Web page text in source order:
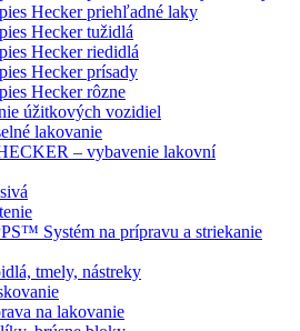
Hecker priehľadné laky
Hecker tužidlá
Hecker riedidlá
Hecker prísady
Hecker rôzne
úžitkových vozidiel
lakovanie
– vybavenie lakovní
Systém na prípravu a striekanie
tmely, nástreky
na lakovanie